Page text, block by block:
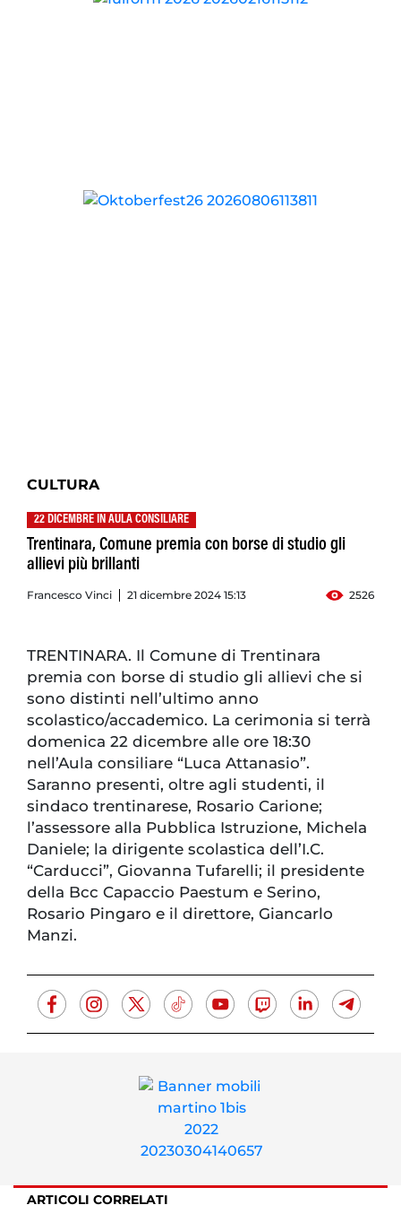
CULTURA
22 DICEMBRE IN AULA CONSILIARE
Trentinara, Comune premia con borse di studio gli
allievi più brillanti
Francesco Vinci 21 dicembre 2024 15:13 2526
TRENTINARA. Il Comune di Trentinara
premia con borse di studio gli allievi che si
sono distinti nell’ultimo anno
scolastico/accademico. La cerimonia si terrà
domenica 22 dicembre alle ore 18:30
nell’Aula consiliare “Luca Attanasio”.
Saranno presenti, oltre agli studenti, il
sindaco trentinarese, Rosario Carione;
l’assessore alla Pubblica Istruzione, Michela
Daniele; la dirigente scolastica dell’I.C.
“Carducci”, Giovanna Tufarelli; il presidente
della Bcc Capaccio Paestum e Serino,
Rosario Pingaro e il direttore, Giancarlo
Manzi.
ARTICOLI CORRELATI